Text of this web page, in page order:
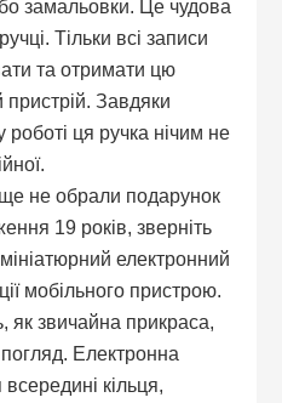
замальовки. Це чудова
Тільки всі записи
та отримати цю
Завдяки
роботі ця ручка нічим не
не обрали подарунок
19 років, зверніть
електронний
мобільного пристрою.
як звичайна прикраса,
Електронна
кільця,